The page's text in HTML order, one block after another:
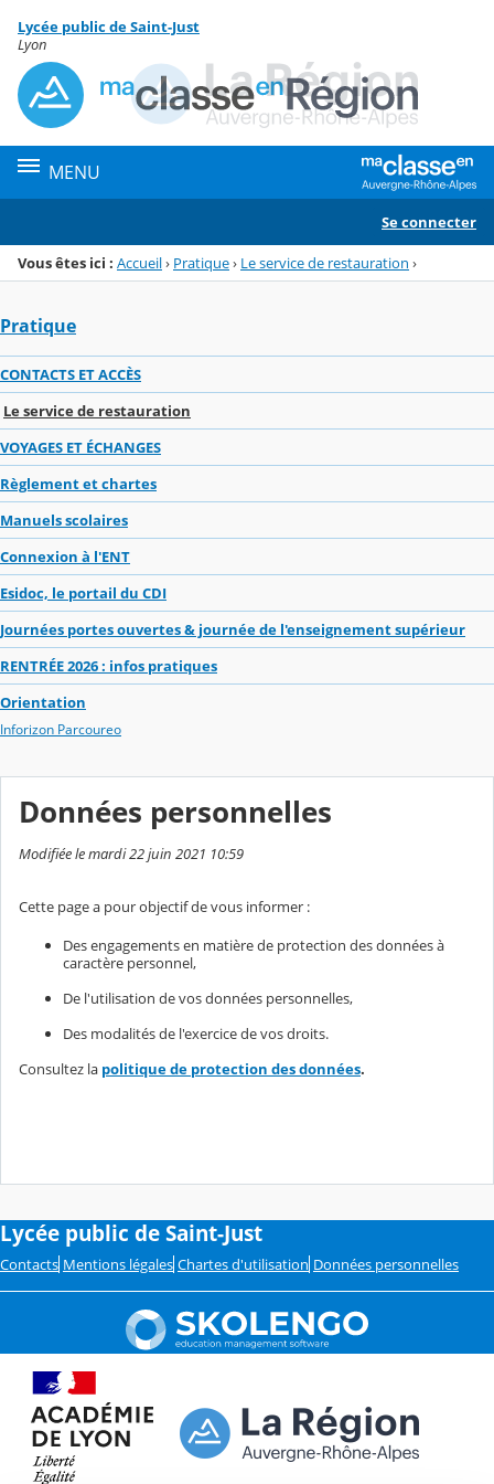
Menu de la rubrique
Contenu
Lycée public de Saint-Just
Lyon
MENU
Se connecter
Vous êtes ici : Accueil› Pratique› Le service de restauration ›
Pratique
CONTACTS ET ACCÈS
Le service de restauration
VOYAGES ET ÉCHANGES
Règlement et chartes
Manuels scolaires
Connexion à l'ENT
Esidoc, le portail du CDI
Journées portes ouvertes & journée de l'enseignement supérieur
RENTRÉE 2026 : infos pratiques
Orientation
Inforizon Parcoureo
Données personnelles
Modifiée le mardi 22 juin 2021 10:59
Cette page a pour objectif de vous informer :
Des engagements en matière de protection des données à
caractère personnel,
De l'utilisation de vos données personnelles,
Des modalités de l'exercice de vos droits.
Consultez la politique de protection des données.
Lycée public de Saint-Just
Contacts Mentions légales Chartes d'utilisation Données personnelles